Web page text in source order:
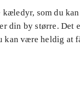
som du kan
din by større. Det
kan være heldig at